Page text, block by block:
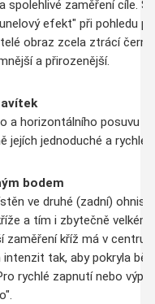
spolehlivé zaměření cíle.
efekt" při pohledu
obraz zcela ztrácí
a přirozenější.
a horizontálního posuvu
jejích jednoduché a rychle
bodem
ve druhé (zadní)
a tím i zbytečně
zaměření kříž má v centru
tak, aby pokryla
rychlé zapnutí nebo